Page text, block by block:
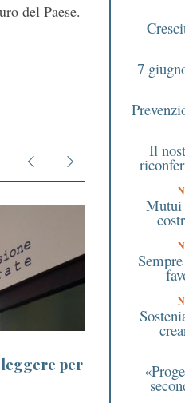
del Paese.
per
Come
imposta
7
Il
Mutui